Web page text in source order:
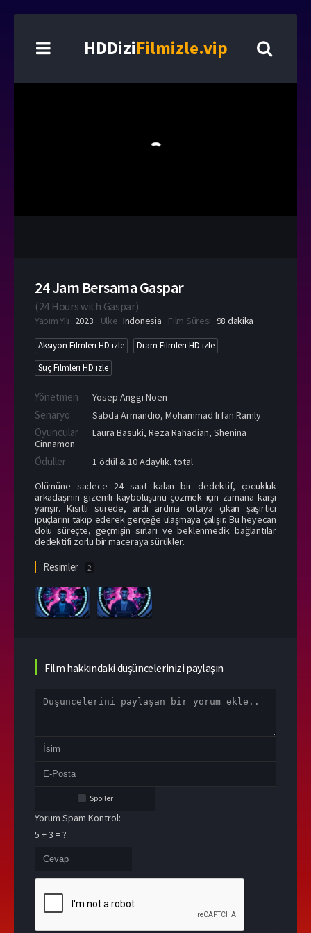
HDDiziFilmizle.vip
24 Jam Bersama Gaspar
(24 Hours with Gaspar)
Yapım Yılı 2023 Ülke Indonesia Film Süresi 98 dakika
Aksiyon Filmleri HD izle
Dram Filmleri HD izle
Suç Filmleri HD izle
Yönetmen Yosep Anggi Noen
Senaryo Sabda Armandio, Mohammad Irfan Ramly
Oyuncular Laura Basuki, Reza Rahadian, Shenina
Cinnamon
Ödüller
1 ödül & 10 Adaylık. total
Ölümüne sadece 24 saat kalan bir dedektif, çocukluk
arkadaşının gizemli kayboluşunu çözmek için zamana karşı
yarışır. Kısıtlı sürede, ardı ardına ortaya çıkan şaşırtıcı
ipuçlarını takip ederek gerçeğe ulaşmaya çalışır. Bu heyecan
dolu süreçte, geçmişin sırları ve beklenmedik bağlantılar
dedektifi zorlu bir maceraya sürükler.
Resimler 2
Film hakkındaki düşüncelerinizi paylaşın
Spoiler
Yorum Spam Kontrol:
5 + 3 = ?